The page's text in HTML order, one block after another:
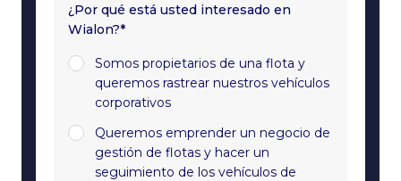
¿Por qué está usted interesado en
Wialon?*
Somos propietarios de una flota y
queremos rastrear nuestros vehículos
corporativos
Queremos emprender un negocio de
gestión de flotas y hacer un
seguimiento de los vehículos de